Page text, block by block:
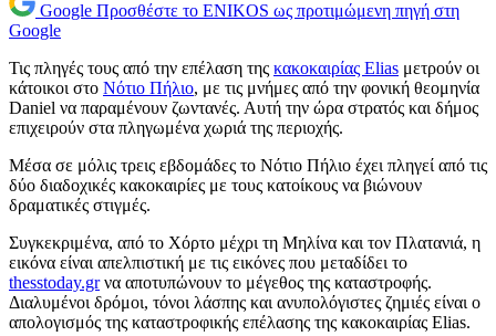
Google Προσθέστε το ENIKOS ως προτιμώμενη πηγή στη
Google
Τις πληγές τους από την επέλαση της κακοκαιρίας Elias μετρούν οι
κάτοικοι στο Νότιο Πήλιο, με τις μνήμες από την φονική θεομηνία
Daniel να παραμένουν ζωντανές. Αυτή την ώρα στρατός και δήμος
επιχειρούν στα πληγωμένα χωριά της περιοχής.
Μέσα σε μόλις τρεις εβδομάδες το Νότιο Πήλιο έχει πληγεί από τις
δύο διαδοχικές κακοκαιρίες με τους κατοίκους να βιώνουν
δραματικές στιγμές.
Συγκεκριμένα, από το Χόρτο μέχρι τη Μηλίνα και τον Πλατανιά, η
εικόνα είναι απελπιστική με τις εικόνες που μεταδίδει το
thesstoday.grνα αποτυπώνουν το μέγεθος της καταστροφής.
Διαλυμένοι δρόμοι, τόνοι λάσπης και ανυπολόγιστες ζημιές είναι ο
απολογισμός της καταστροφικής επέλασης της κακοκαιρίας Elias.